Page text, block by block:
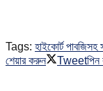
Tags: হাইকোর্ট পাবজিসহ
শেয়ার করুন
Tweet